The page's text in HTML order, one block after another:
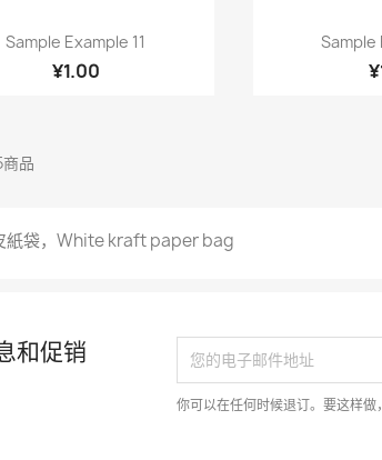
快速查看
Sample Example 11
¥1.00

Sample
商品
紙袋，White kraft paper bag
和促销
你可以在任何时候退订。要这样做